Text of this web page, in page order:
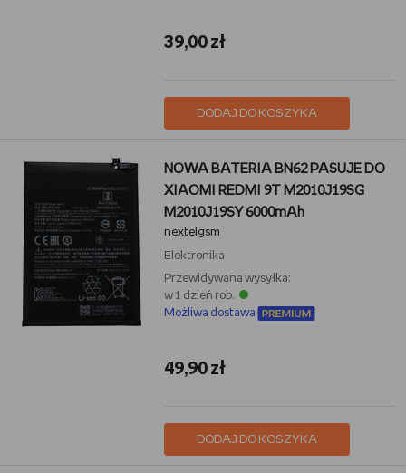
39,00 zł
DODAJ DO KOSZYKA
NOWA BATERIA BN62 PASUJE DO
XIAOMI REDMI 9T M2010J19SG
M2010J19SY 6000mAh
nextelgsm
Elektronika
Przewidywana wysyłka:
w 1 dzień rob.
Możliwa dostawa
49,90 zł
DODAJ DO KOSZYKA